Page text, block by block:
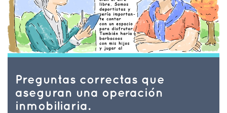
Preguntas correctas que
aseguran una operación
inmobiliaria.